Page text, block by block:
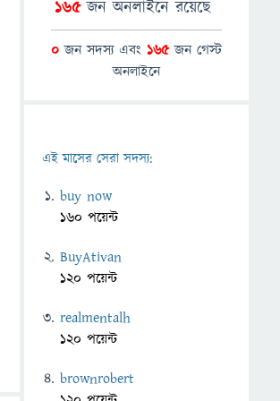
165জন অনলাইনে রয়েছে
0 জন সদস্য এবং 165জন গেস্ট
অনলাইনে
এই মাসের সেরা সদস্য:
buy now
160 পয়েন্ট
BuyAtivan
120 পয়েন্ট
realmentalh
120 পয়েন্ট
brownrobert